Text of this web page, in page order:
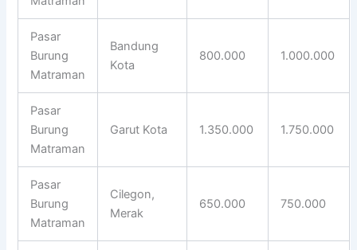
Pasar
Burung
Matraman
Bandung
Kota
800.000 1.000.000
Pasar
Burung
Matraman
Garut Kota 1.350.000 1.750.000
Pasar
Burung
Matraman
Cilegon,
Merak
650.000 750.000